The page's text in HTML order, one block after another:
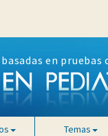
en
Temas